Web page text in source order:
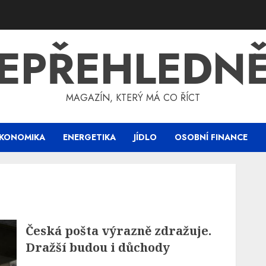
MAGAZÍN, KTERÝ MÁ CO ŘÍCT
ENERGETIKA JÍDLO OSOBNÍ FINANCE
Česká pošta výrazně zdražuje.
Dražší budou i důchody